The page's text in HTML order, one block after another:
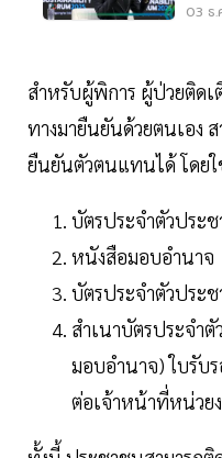
03 ธ
สำหรับผู้พิการ ผู้ป่วยติดเ
ทางมายืนยันด้วยตนเอง
ยืนยันตัวตนแทนได้ โดยใ
บัตรประจำตัวประ
หนังสือมอบอำนาจ
บัตรประจำตัวประ
สำเนาบัตรประจำ
มอบอำนาจ) ใบรับ
ต่อเจ้าหน้าที่หน่วย